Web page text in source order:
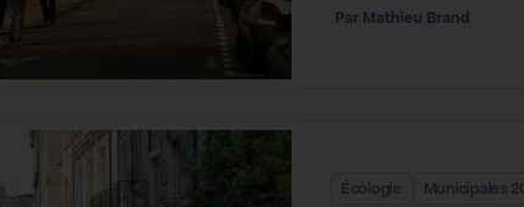
Mathieu Brand
Écologie Municipales